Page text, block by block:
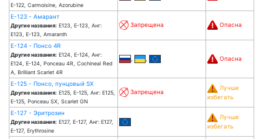
E-122, Carmoisine, Azorubine
Е-123 - Амарант
Другие названия: Е123, Е-123, Анг:
E123, E-123, Amaranth
Запрещена Опасна
Е-124 - Понсо 4R
Другие названия: Е124, Е-124, Анг:
E124, E-124, Ponceau 4R, Cochineal Red
A, Brilliant Scarlet 4R
Опасна
Е-125 - Понсо, пунцовый SX
Другие названия: Е125, Е-125, Анг: E125,
E-125, Ponceau SX, Scarlet GN
Запрещена
Лучше
избегать
Е-127 - Эритрозин
Другие названия: Е127, Е-127, Анг: E127,
E-127, Erythrosine
Лучше
избегать